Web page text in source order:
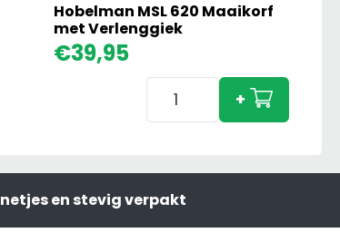
Hobelman MSL 620 Maaikorf
met Verlenggiek
€39,95
Hobelman
Verlenggiek
aantal
+
netjes en stevig verpakt